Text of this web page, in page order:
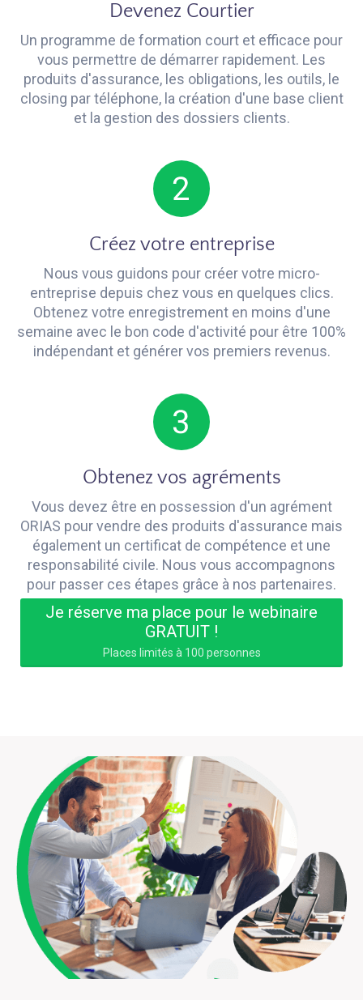
Devenez Courtier
Un programme de formation court et efficace pour
vous permettre de démarrer rapidement. Les
produits d'assurance, les obligations, les outils, le
closing par téléphone, la création d'une base client
et la gestion des dossiers clients.
Créez votre entreprise
Nous vous guidons pour créer votre micro-
entreprise depuis chez vous en quelques clics.
Obtenez votre enregistrement en moins d'une
semaine avec le bon code d'activité pour être 100%
indépendant et générer vos premiers revenus.
Obtenez vos agréments
Vous devez être en possession d'un agrément
ORIAS pour vendre des produits d'assurance mais
également un certificat de compétence et une
responsabilité civile. Nous vous accompagnons
pour passer ces étapes grâce à nos partenaires.
Je réserve ma place pour le webinaire
GRATUIT !
Places limités à 100 personnes